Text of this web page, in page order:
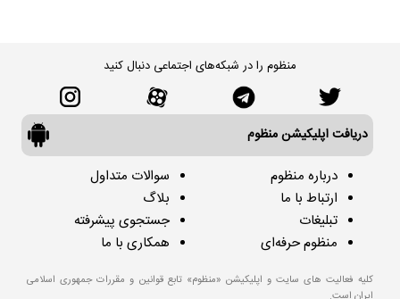
منظوم را در شبکه‌های اجتماعی دنبال کنید
دریافت اپلیکیشن منظوم
درباره منظوم
ارتباط با ما
تبلیغات
منظوم حرفه‌ای
سوالات متداول
بلاگ
جستجوی پیشرفته
همکاری با ما
کلیه فعالیت های سایت و اپلیکیشن «منظوم» تابع قوانین و مقررات جمهوری اسلامی